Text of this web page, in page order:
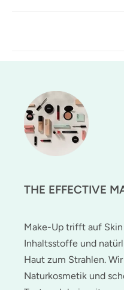
THE EFFECTIVE
Make-Up trifft auf
Inhaltsstoffe und
Haut zum Strahlen.
Naturkosmetik und